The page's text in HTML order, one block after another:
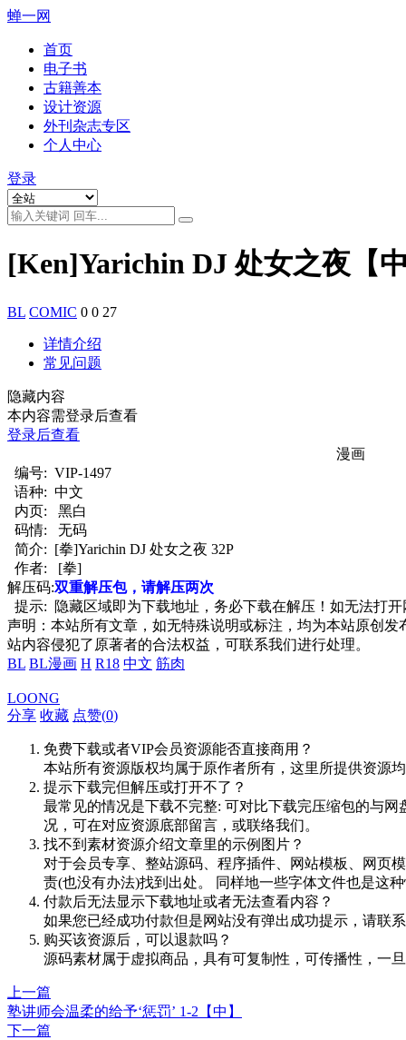
蝉一网
首页
电子书
古籍善本
设计资源
外刊杂志专区
个人中心
登录
[Ken]Yarichin DJ 处女之夜【
BL COMIC 0 0 27
详情介绍
常见问题
隐藏内容
本内容需登录后查看
登录后查看
漫画
编号: VIP-1497
语种: 中文
内页:
黑白
码情:
无码
简介: [拳]Yarichin DJ 处女之夜 32P
作者:
[拳]
解压码:双重解压包，请解压两次
提示:
隐藏区域即为下载地址，务必下载在解压！如无法打
声明：本站所有文章，如无特殊说明或标注，均为本站原创
站内容侵犯了原著者的合法权益，可联系我们进行处理。
BL BL漫画 H R18 中文 筋肉
LOONG
分享 收藏 点赞(0)
免费下载或者VIP会员资源能否直接商用？
本站所有资源版权均属于原作者所有，这里所提供资源
提示下载完但解压或打开不了？
最常见的情况是下载不完整: 可对比下载完压缩包的与
况，可在对应资源底部留言，或联络我们。
找不到素材资源介绍文章里的示例图片？
对于会员专享、整站源码、程序插件、网站模板、网页
责(也没有办法)找到出处。 同样地一些字体文件也是这
付款后无法显示下载地址或者无法查看内容？
如果您已经成功付款但是网站没有弹出成功提示，请联
购买该资源后，可以退款吗？
源码素材属于虚拟商品，具有可复制性，可传播性，一
上一篇
塾讲师会温柔的给予‘惩罚’ 1-2【中】
下一篇